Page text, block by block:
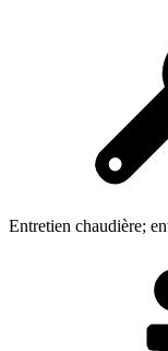
Entretien chaudière;